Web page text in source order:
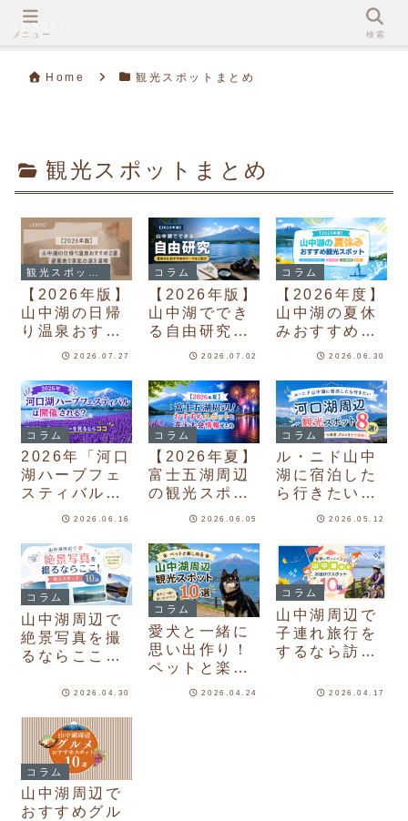
Home 観光スポットまとめ
観光スポットまとめ
【2026年版】
山中湖の日帰
り温泉おすす
め2選｜避暑
を満喫
2026.07.27
コラム
【2026年版】
山中湖ででき
る自由研究｜
夏休みにおす
をご紹介
2026.07.02
コラム
【2026年度】
山中湖の夏休
みおすすめ観
光スポット｜
ィビティ・花
の名所・混雑
対策・服装を
解説
2026.06.30
コラム
2026年「河口
湖ハーブフェ
スティバル」
は開催され
河口湖でラベ
ンダーを見る
ならココ
2026.06.16
コラム
【2026年夏】
富士五湖周辺
の観光スポッ
ト・おすすめ
報！花火大会
も
2026.06.05
コラム
ル・ニド山中
湖に宿泊した
ら行きたい河
口湖周辺観光
選！
2026.05.12
コラム
山中湖周辺で
絶景写真を撮
るならここ！
2026.04.30
コラム
愛犬と一緒に
思い出作り！
ペットと楽し
む山中湖周辺
2026.04.24
コラム
山中湖周辺で
子連れ旅行を
するなら訪れ
スポット10
2026.04.17
コラム
山中湖周辺で
おすすめグル
メニュー 検索